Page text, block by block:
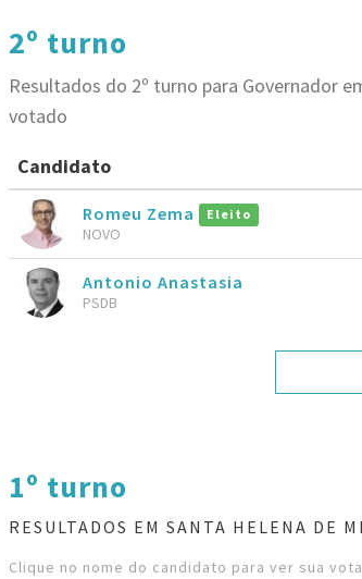
2º turno
Resultados do 2º turno para Governador
votado
Candidato
Romeu Zema Eleito
NOVO
Antonio Anastasia
PSDB
1º turno
RESULTADOS EM SANTA HELENA DE
Clique no nome do candidato para ver sua